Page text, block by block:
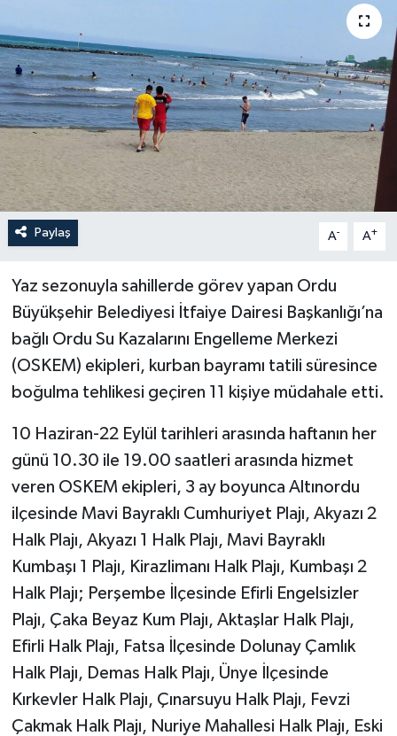
Paylaş A- A+
Yaz sezonuyla sahillerde görev yapan Ordu
Büyükşehir Belediyesi İtfaiye Dairesi Başkanlığı’na
bağlı Ordu Su Kazalarını Engelleme Merkezi
(OSKEM) ekipleri, kurban bayramı tatili süresince
boğulma tehlikesi geçiren 11 kişiye müdahale etti.
10 Haziran-22 Eylül tarihleri arasında haftanın her
günü 10.30 ile 19.00 saatleri arasında hizmet
veren OSKEM ekipleri, 3 ay boyunca Altınordu
ilçesinde Mavi Bayraklı Cumhuriyet Plajı, Akyazı 2
Halk Plajı, Akyazı 1 Halk Plajı, Mavi Bayraklı
Kumbaşı 1 Plajı, Kirazlimanı Halk Plajı, Kumbaşı 2
Halk Plajı; Perşembe İlçesinde Efirli Engelsizler
Plajı, Çaka Beyaz Kum Plajı, Aktaşlar Halk Plajı,
Efirli Halk Plajı, Fatsa İlçesinde Dolunay Çamlık
Halk Plajı, Demas Halk Plajı, Ünye İlçesinde
Kırkevler Halk Plajı, Çınarsuyu Halk Plajı, Fevzi
Çakmak Halk Plajı, Nuriye Mahallesi Halk Plajı, Eski